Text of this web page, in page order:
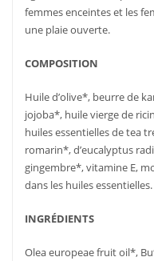
femmes enceintes et les
une plaie ouverte.
COMPOSITION
Huile d’olive*, beurre de
jojoba*, huile vierge de
huiles essentielles de tea
romarin*, d’eucalyptus
gingembre*, vitamine E,
dans les huiles essentielles.
INGRÉDIENTS
Olea europeae fruit oil*,